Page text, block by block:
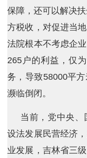
保障，还可以解决
方税收，对促进当
法院根本不考虑企
265户的利益，仅
务，导致58000平
濒临倒闭。
当前，党中央
设法发展民营经济
业发展，吉林省三